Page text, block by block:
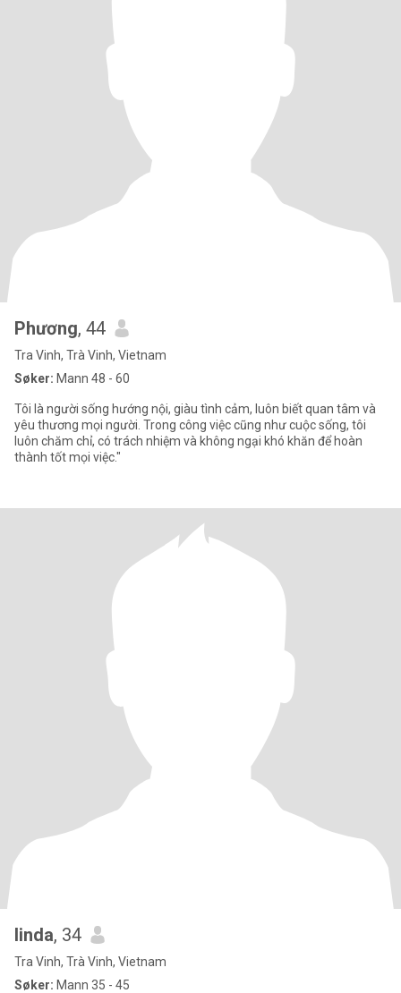
Phương, 44
Tra Vinh, Trà Vinh, Vietnam
Søker: Mann 48 - 60
Tôi là người sống hướng nội, giàu tình cảm, luôn biết quan tâm và
yêu thương mọi người. Trong công việc cũng như cuộc sống, tôi
luôn chăm chỉ, có trách nhiệm và không ngại khó khăn để hoàn
thành tốt mọi việc."
linda, 34
Tra Vinh, Trà Vinh, Vietnam
Søker: Mann 35 - 45